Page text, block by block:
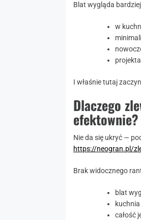
Blat wygląda
w
I właśnie tutaj
Dlaczego
efektownie?
Nie da się ukryć —
https://neogran.pl/
Brak widocznego
blat
całość